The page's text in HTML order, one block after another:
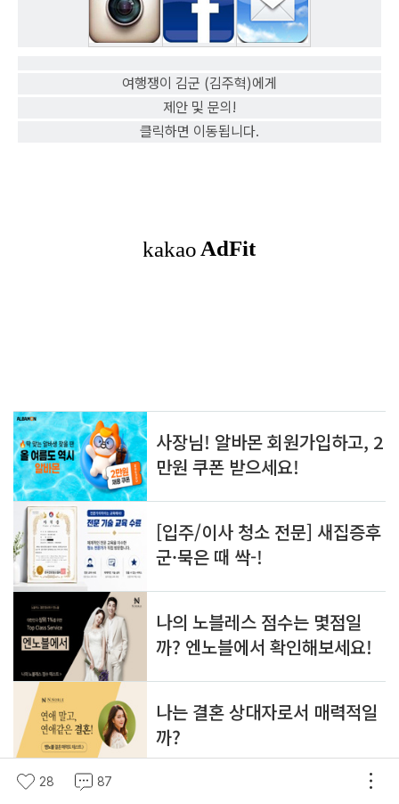
여행쟁이 김군 (김주혁)에게
제안 및 문의!
클릭하면 이동됩니다.
28 87